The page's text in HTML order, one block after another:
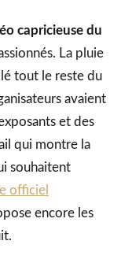
capricieuse du
La pluie
tout le reste du
avaient
et des
qui montre la
souhaitent
officiel
encore les